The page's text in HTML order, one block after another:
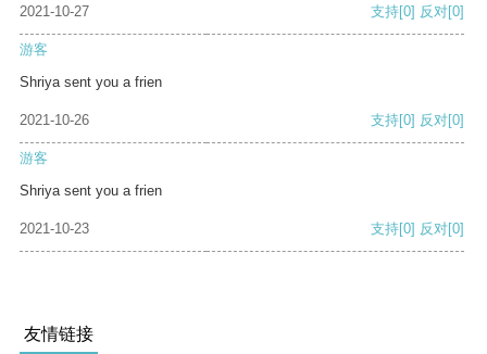
2021-10-27 支持[0] 反对[0]
游客
Shriya sent you a frien
2021-10-26 支持[0] 反对[0]
游客
Shriya sent you a frien
2021-10-23 支持[0] 反对[0]
友情链接